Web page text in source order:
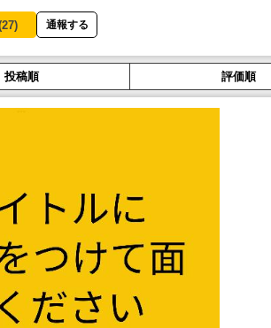
27) 通報する
投稿順 評価順